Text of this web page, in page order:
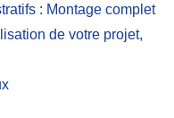
: Montage complet
de votre projet,